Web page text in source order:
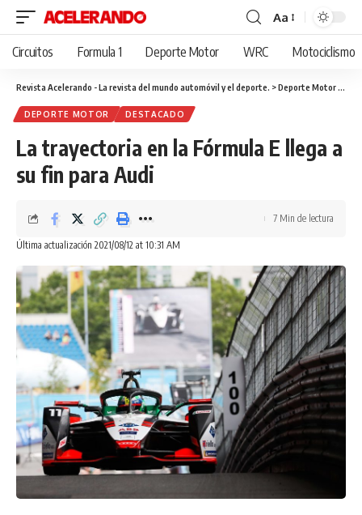
Cambiar
tamaño
fuente
Aa
Circuitos Formula 1 Deporte Motor WRC Motociclismo
Revista Acelerando - La revista del mundo automóvil y el deporte. >Deporte Motor
DEPORTE MOTOR DESTACADO
La trayectoria en la Fórmula E llega a
su fin para Audi
Última actualización 2021/08/12 at 10:31 AM
7 Min de lectura